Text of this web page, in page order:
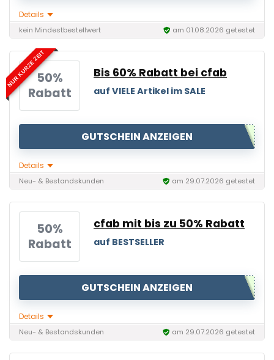
Details
kein Mindestbestellwert am 01.08.2026 getestet
NUR KURZE ZEIT50%
Rabatt
Bis 60% Rabatt bei cfab
auf VIELE Artikel im SALE
GUTSCHEIN ANZEIGEN
Details
Neu- & Bestandskunden am 29.07.2026 getestet
50%
Rabatt
cfab mit bis zu 50% Rabatt
auf BESTSELLER
GUTSCHEIN ANZEIGEN
Details
Neu- & Bestandskunden am 29.07.2026 getestet